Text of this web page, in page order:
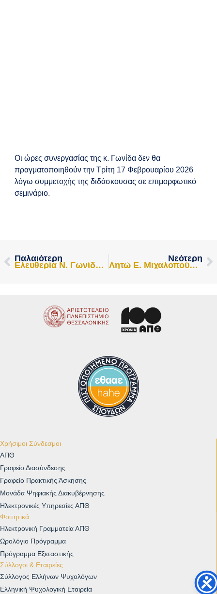
Οι ώρες συνεργασίας της κ. Γωνίδα δεν θα
πραγματοποιηθούν την Τρίτη 17 Φεβρουαρίου 2026
λόγω συμμετοχής της διδάσκουσας σε επιμορφωτικό
σεμινάριο.
Παλαιότερη
Ελευθερία Ν. Γωνίδα: Ακύρωση Ωρών Συνεργασίας 3.2.2026
Νεότερη
Λητώ Ε. Μιχαλοπούλου: ΨΥ-746: Ψυχολογική Αξιολόγηση ΙΙ – Αλλαγή Αίθουσας Για Τετάρτη 18/2
Χρήσιμοι Σύνδεσμοι
ΑΠΘ
Γραφείο Διασύνδεσης
Γραφείο Πρακτικής Άσκησης
Μονάδα Ψηφιακής Διακυβέρνησης
Ηλεκτρονικές Υπηρεσίες ΑΠΘ
Φοιτητικά
Ηλεκτρονική Γραμματεία ΑΠΘ
Ωρολόγιο Πρόγραμμα
Πρόγραμμα Εξεταστικής
Σύλλογοι & Εταιρείες
Σύλλογος Ελλήνων Ψυχολόγων
Ελληνική Ψυχολογική Εταιρεία